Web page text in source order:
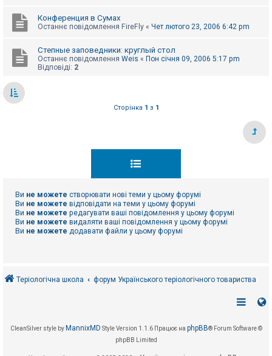
Конференция в Сумах
Останнє повідомлення FireFly « Чет лютого 23, 2006 6:42 pm
Степные заповедники: круглый стол
Останнє повідомлення Weis « Пон січня 09, 2006 5:17 pm
Відповіді: 2
Сторінка 1 з 1
Ви не можете створювати нові теми у цьому форумі
Ви не можете відповідати на теми у цьому форумі
Ви не можете редагувати ваші повідомлення у цьому форумі
Ви не можете видаляти ваші повідомлення у цьому форумі
Ви не можете додавати файли у цьому форумі
Теріологічна школа форум Українського теріологічного товариства
CleanSilver style by MannixMD Style Version 1.1.6 Працює на phpBB® Forum Software ©
phpBB Limited